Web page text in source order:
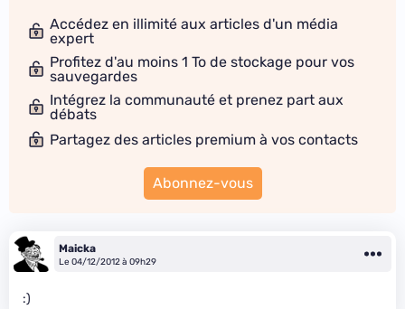
Accédez en illimité aux articles d'un média
expert
Profitez d'au moins 1 To de stockage pour vos
sauvegardes
Intégrez la communauté et prenez part aux
débats
Partagez des articles premium à vos contacts
Abonnez-vous
Maicka
Le 04/12/2012 à 09h29
:)